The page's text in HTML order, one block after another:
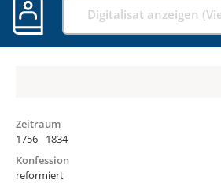
Digitalisat anzeigen
Zeitraum
1756 - 1834
Konfession
reformiert